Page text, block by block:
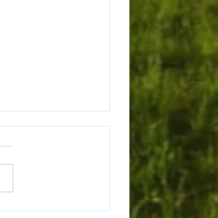
una grande festa di